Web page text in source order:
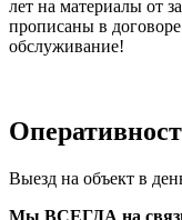
лет на материалы от
прописаны в
обслуживание!
Выезд на объект в
Мы ВСЕГДА на